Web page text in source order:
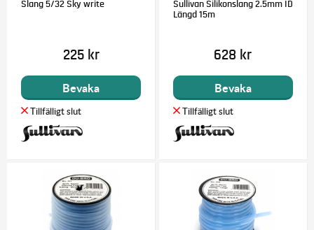
Slang 5/32 Sky write
225 kr
Bevaka
Sullivan Silikonslang 2.5mm ID
Längd 15m
628 kr
Bevaka